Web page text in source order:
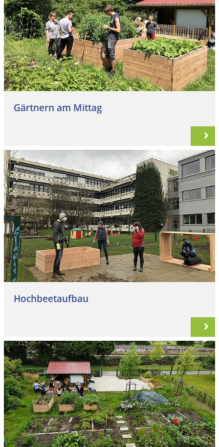
Gärtnern am Mittag
Hochbeetaufbau